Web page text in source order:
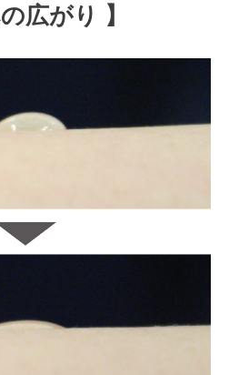
広がり 】